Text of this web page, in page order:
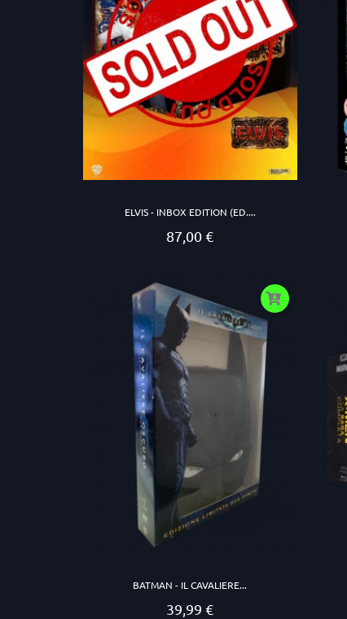
ELVIS - INBOX EDITION (ED....
Prezzo
87,00 €
BATMAN - IL CAVALIERE...
Prezzo
39,99 €